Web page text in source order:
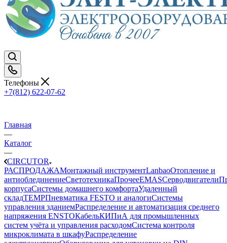
Телефоны
+7(812) 622-07-62
Главная
—
Каталог
—
CIRCUTOR
РАСПРОДАЖАМонтажный инструментLanbaoОтопление и
антиоблединениеСветотехникаПрочееEMASCерводвигатели
корпусаСистемы домашнего комфортаУдаленный
складTEMPПневматика FESTO и аналогиСистемы
управления зданиемРаспределение и автоматизация среднего
напряжения ENSTOКабельКИПиА для промышленных
систем учёта и управления расходомСистема контроля
микроклимата в шкафуРаспределение